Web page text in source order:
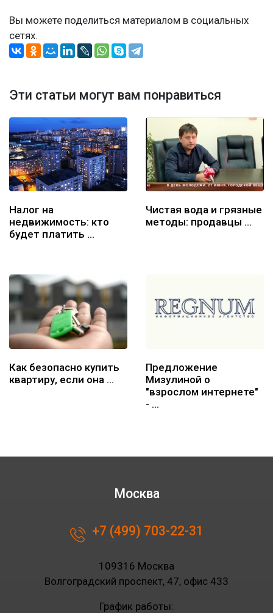
Вы можете поделиться материалом в социальных
сетях.
Эти статьи могут вам понравиться
Налог на
недвижимость: кто
будет платить …
Чистая вода и грязные
методы: продавцы …
Как безопасно купить
квартиру, если она …
Предложение
Мизулиной о
"взрослом интернете"
- …
Москва
+7 (499) 703-22-31
109316 Москва
Волгоградский проспект, 47, офис 433
График работы: